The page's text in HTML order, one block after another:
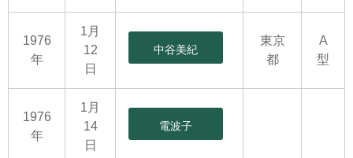
1976
年
1月
12
日
中谷美紀
東京
都
A
型
1976
年
1月
14
日
電波子